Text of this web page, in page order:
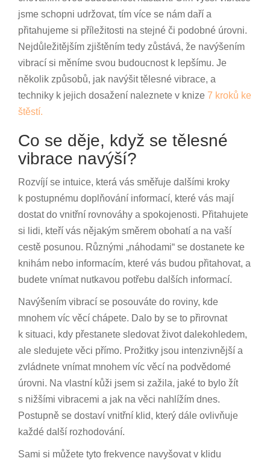
jsme schopni udržovat, tím více se nám daří a
přitahujeme si příležitosti na stejné či podobné úrovni.
Nejdůležitějším zjištěním tedy zůstává, že navýšením
vibrací si měníme svou budoucnost k lepšímu. Je
několik způsobů, jak navýšit tělesné vibrace, a
techniky k jejich dosažení naleznete v knize 7 kroků ke
štěstí.
Co se děje, když se tělesné
vibrace navýší?
Rozvíjí se intuice, která vás směřuje dalšími kroky
k postupnému doplňování informací, které vás mají
dostat do vnitřní rovnováhy a spokojenosti. Přitahujete
si lidi, kteří vás nějakým směrem obohatí a na vaší
cestě posunou. Různými „náhodami“ se dostanete ke
knihám nebo informacím, které vás budou přitahovat, a
budete vnímat nutkavou potřebu dalších informací.
Navýšením vibrací se posouváte do roviny, kde
mnohem víc věcí chápete. Dalo by se to přirovnat
k situaci, kdy přestanete sledovat život dalekohledem,
ale sledujete věci přímo. Prožitky jsou intenzivnější a
zvládnete vnímat mnohem víc věcí na podvědomé
úrovni. Na vlastní kůži jsem si zažila, jaké to bylo žít
s nižšími vibracemi a jak na věci nahlížím dnes.
Postupně se dostaví vnitřní klid, který dále ovlivňuje
každé další rozhodování.
Sami si můžete tyto frekvence navyšovat v klidu